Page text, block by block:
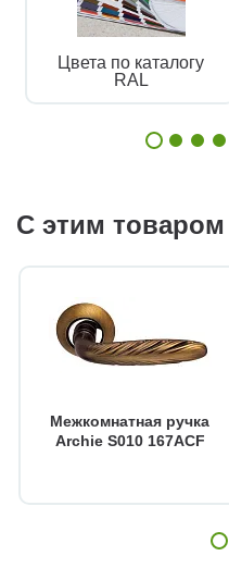
Цвета по каталогу
RAL
С этим
Межкомнатная ручка
Archie S010 167ACF